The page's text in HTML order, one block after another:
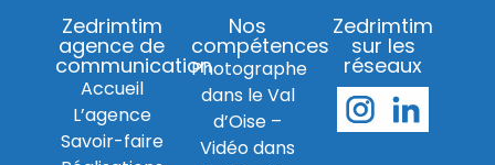
Zedrimtim
agence de
communication
Accueil
L’agence
Savoir-faire
Nos
compétences
Photographe
dans le Val
d’Oise –
Vidéo dans
Zedrimtim
sur les
réseaux